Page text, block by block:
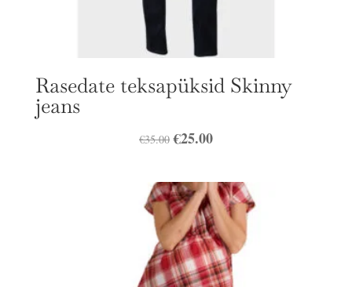
Rasedate teksapüksid Skinny
jeans
€35.00 Algne
oli:
€35.00.
€25.00Praegune
on:
€25.00.